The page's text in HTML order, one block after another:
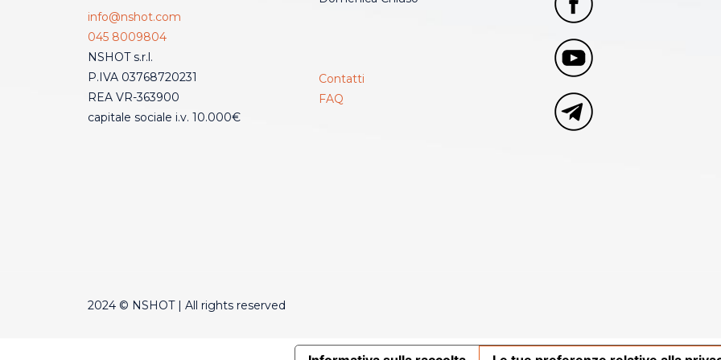
info@nshot.com
045 8009804
NSHOT s.r.l.
P.IVA 03768720231
REA VR-363900
capitale sociale i.v. 10.000€
Contatti
FAQ
2024 © NSHOT | All rights reserved